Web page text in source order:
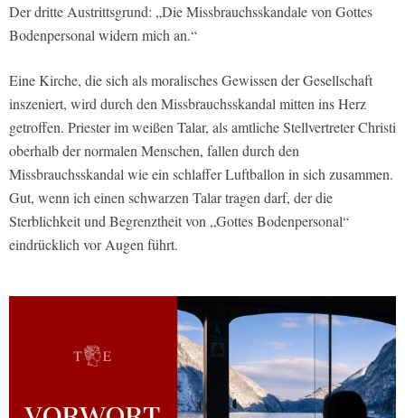
Der dritte Austrittsgrund: „Die Missbrauchsskandale von Gottes
Bodenpersonal widern mich an.“
Eine Kirche, die sich als moralisches Gewissen der Gesellschaft
inszeniert, wird durch den Missbrauchsskandal mitten ins Herz
getroffen. Priester im weißen Talar, als amtliche Stellvertreter Christi
oberhalb der normalen Menschen, fallen durch den
Missbrauchsskandal wie ein schlaffer Luftballon in sich zusammen.
Gut, wenn ich einen schwarzen Talar tragen darf, der die
Sterblichkeit und Begrenztheit von „Gottes Bodenpersonal“
eindrücklich vor Augen führt.